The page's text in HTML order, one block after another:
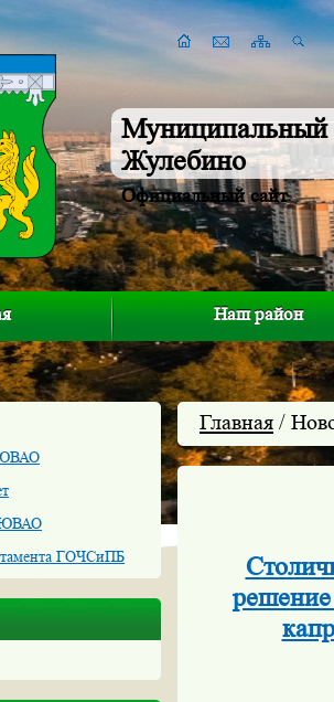
Муниципальный
Жулебино
Официальный сайт
Наш район
ЮВАО
ГОЧСиПБ
Главная /